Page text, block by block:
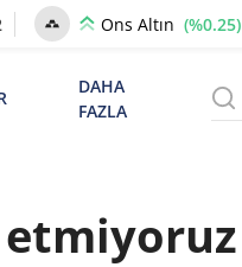
Ons Altın (%0.25)
DAHA
FAZLA
etmiyoruz